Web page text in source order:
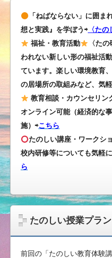
「ねばならない」に囲ま
想と実践』を学ぼう⇨ 〈た
福祉・教育活動
〈た
われない新しい形の福祉活
ています。楽しい環境教育
の居場所の取組みなど、気
教育相談・カウンセリン
オンライン可能（経済的な
施）⇨こちら
たのしい講座・ワークシ
校内研修等についても気軽
ら
たのしい授業プラン
前回の「たのしい教育体験